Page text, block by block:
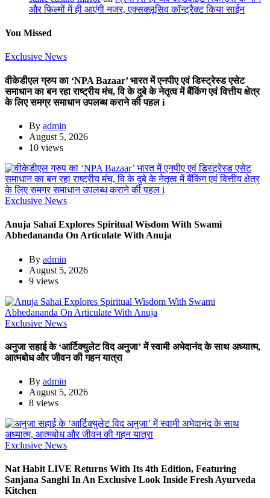
और फिल्मों में ही आएंगी नजर, एक्सक्लूसिव कॉन्ट्रैक्ट किया साईन
You Missed
Exclusive News
वीकेडीएल ग्रुप का ‘NPA Bazaar’ भारत में एनपीए एवं डिस्ट्रेस्ड एसेट
समाधान का बन रहा राष्ट्रीय मंच, वि के दुबे के नेतृत्व में बैंकिंग एवं वित्तीय क्षेत्र
के लिए समग्र समाधान उपलब्ध कराने की पहल i
By admin
August 5, 2026
10 views
Exclusive News
Anuja Sahai Explores Spiritual Wisdom With Swami
Abhedananda On Articulate With Anuja
By admin
August 5, 2026
9 views
Exclusive News
अनुजा सहाई के ‘आर्टिक्युलेट विद अनुजा’ में स्वामी अभेदानंद के साथ अध्यात्म,
आत्मबोध और जीवन की गहन यात्रा
By admin
August 5, 2026
8 views
Exclusive News
Nat Habit LIVE Returns With Its 4th Edition, Featuring
Sanjana Sanghi In An Exclusive Look Inside Fresh Ayurveda
Kitchen